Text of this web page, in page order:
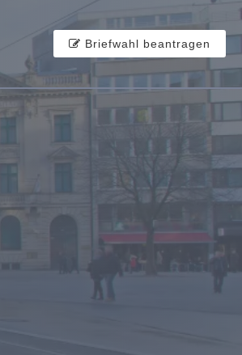
Briefwahl beantragen